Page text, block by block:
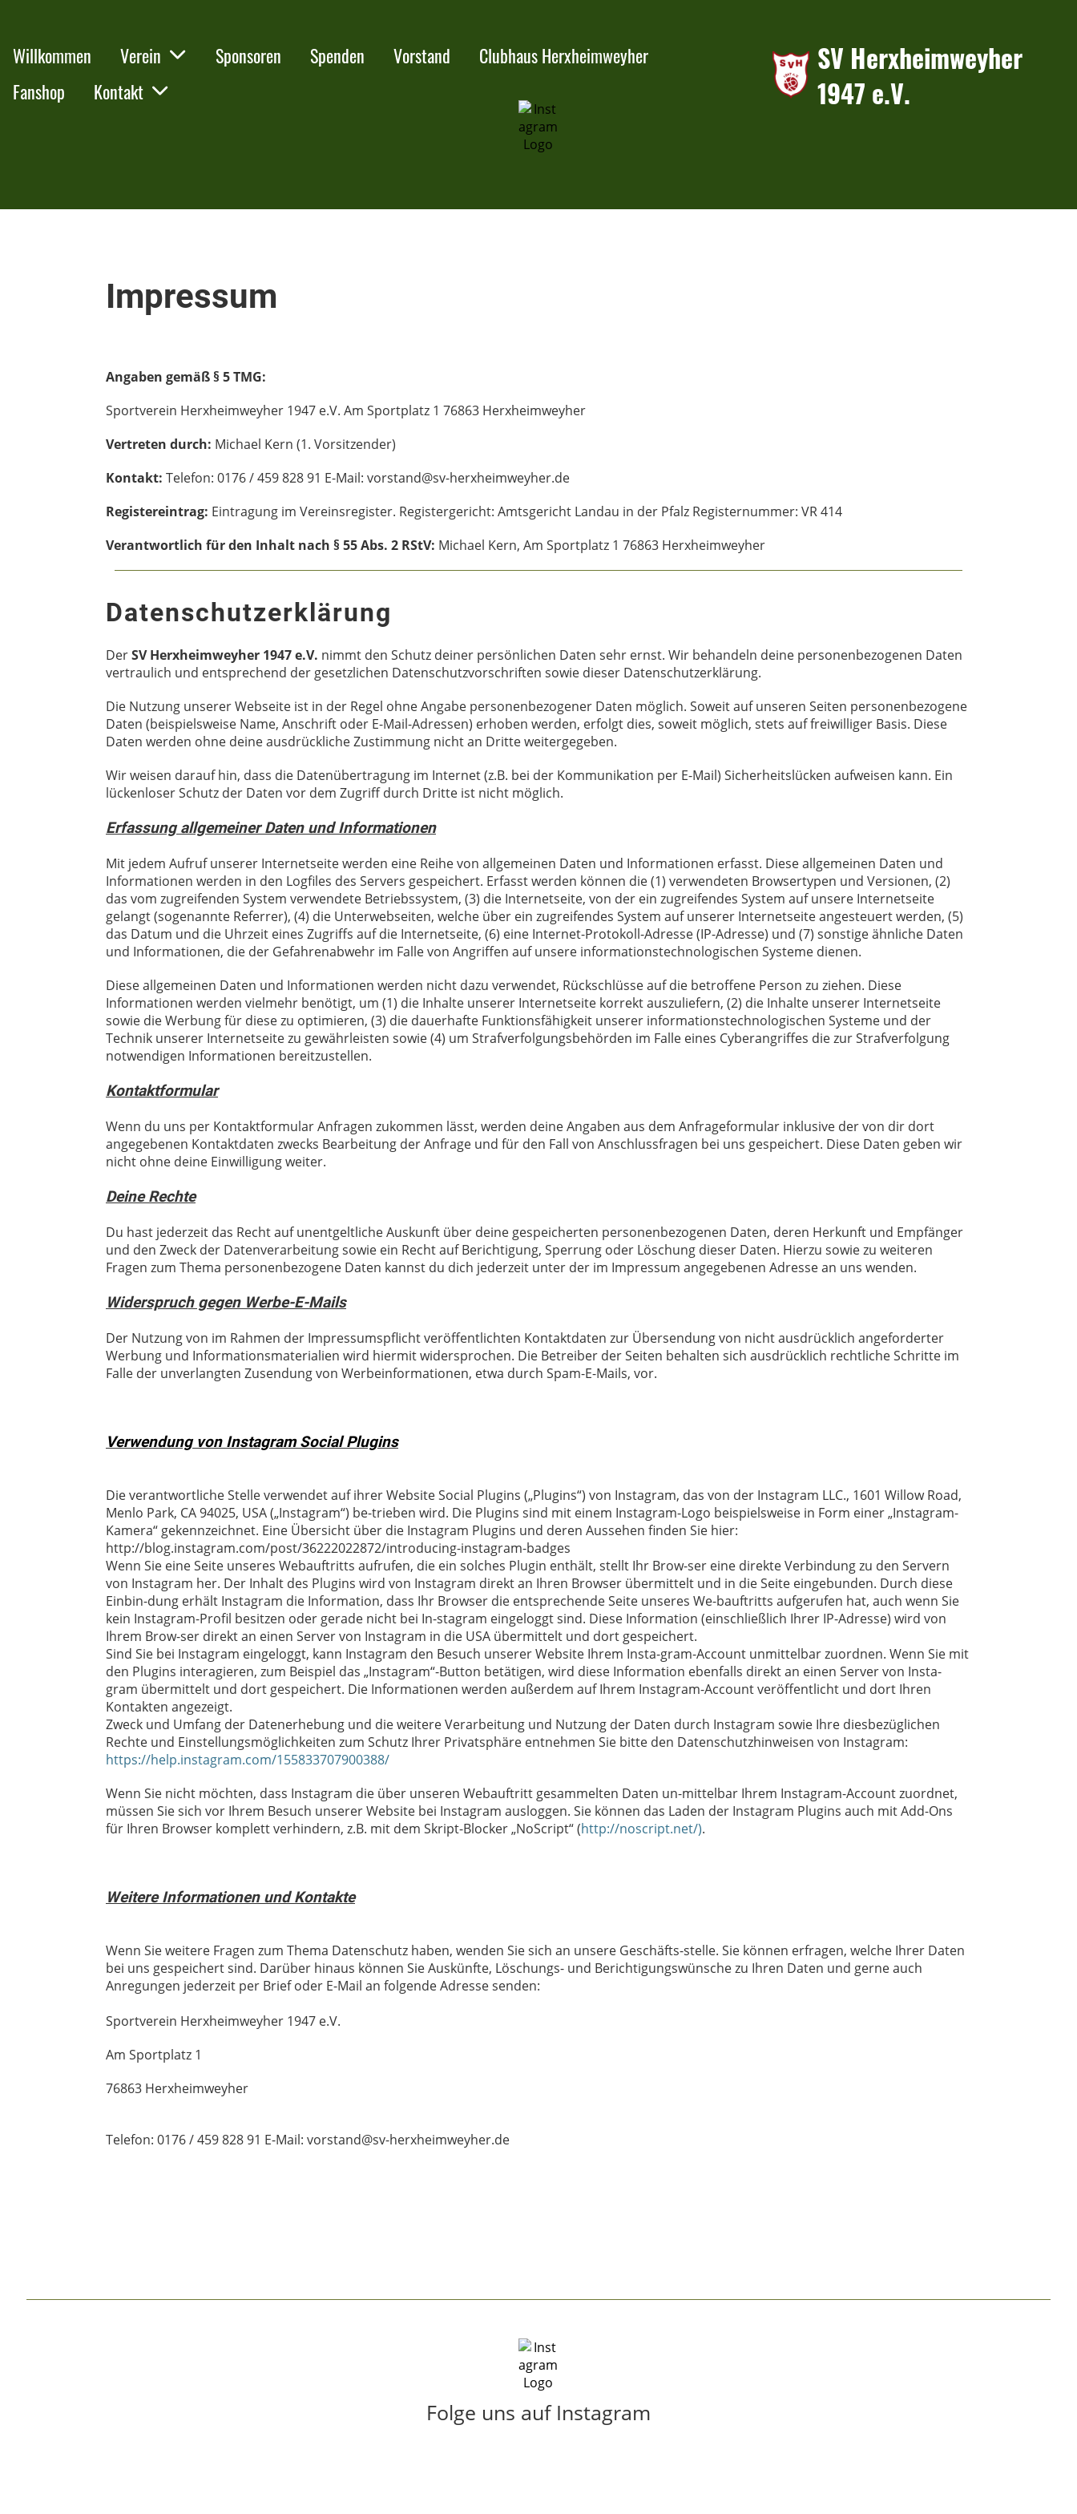
Willkommen Verein Sponsoren Spenden Vorstand
Clubhaus Herxheimweyher
Fanshop
Kontakt
SV Herxheimweyher
1947 e.V.
Impressum
Angaben gemäß § 5 TMG:
Sportverein Herxheimweyher 1947 e.V. Am Sportplatz 1 76863 Herxheimweyher
Vertreten durch: Michael Kern (1. Vorsitzender)
Kontakt: Telefon: 0176 / 459 828 91 E-Mail: vorstand@sv-herxheimweyher.de
Registereintrag: Eintragung im Vereinsregister. Registergericht: Amtsgericht Landau in der Pfalz Registernummer: VR 414
Verantwortlich für den Inhalt nach § 55 Abs. 2 RStV: Michael Kern, Am Sportplatz 1 76863 Herxheimweyher
Datenschutzerklärung
DerSV Herxheimweyher 1947 e.V. nimmt den Schutz deiner persönlichen Daten sehr ernst. Wir behandeln deine personenbezogenen Daten
vertraulich und entsprechend der gesetzlichen Datenschutzvorschriften sowie dieser Datenschutzerklärung.
Die Nutzung unserer Webseite ist in der Regel ohne Angabe personenbezogener Daten möglich. Soweit auf unseren Seiten personenbezogene
Daten (beispielsweise Name, Anschrift oder E-Mail-Adressen) erhoben werden, erfolgt dies, soweit möglich, stets auf freiwilliger Basis. Diese
Daten werden ohne deine ausdrückliche Zustimmung nicht an Dritte weitergegeben.
Wir weisen darauf hin, dass die Datenübertragung im Internet (z.B. bei der Kommunikation per E-Mail) Sicherheitslücken aufweisen kann. Ein
lückenloser Schutz der Daten vor dem Zugriff durch Dritte ist nicht möglich.
Erfassung allgemeiner Daten und Informationen
Mit jedem Aufruf unserer Internetseitewerden eine Reihe von allgemeinen Daten und Informationen erfasst. Diese allgemeinen Daten und
Informationen werden in den Logfiles des Servers gespeichert. Erfasst werden können die (1) verwendeten Browsertypen und Versionen, (2)
das vom zugreifenden System verwendete Betriebssystem, (3) die Internetseite, von der ein zugreifendes System auf unsere Internetseite
gelangt (sogenannte Referrer), (4) die Unterwebseiten, welche über ein zugreifendes System auf unserer Internetseite angesteuert werden, (5)
das Datum und die Uhrzeit eines Zugriffs auf die Internetseite, (6) eine Internet-Protokoll-Adresse (IP-Adresse) und (7) sonstige ähnliche Daten
und Informationen, die der Gefahrenabwehr im Falle von Angriffen auf unsere informationstechnologischen Systeme dienen.
Diese allgemeinen Daten und Informationen werden nicht dazu verwendet, Rückschlüsse auf die betroffene Person zu ziehen. Diese
Informationen werden vielmehr benötigt, um (1) die Inhalte unserer Internetseite korrekt auszuliefern, (2) die Inhalte unserer Internetseite
sowie die Werbung für diese zu optimieren, (3) die dauerhafte Funktionsfähigkeit unserer informationstechnologischen Systeme und der
Technik unserer Internetseite zu gewährleisten sowie (4) um Strafverfolgungsbehörden im Falle eines Cyberangriffes die zur Strafverfolgung
notwendigen Informationen bereitzustellen.
Kontaktformular
Wenn du uns per Kontaktformular Anfragen zukommen lässt, werden deine Angaben aus dem Anfrageformular inklusive der von dir dort
angegebenen Kontaktdaten zwecks Bearbeitung der Anfrage und für den Fall von Anschlussfragen bei uns gespeichert. Diese Daten geben wir
nicht ohne deine Einwilligung weiter.
Deine Rechte
Du hast jederzeit das Recht auf unentgeltliche Auskunft über deine gespeicherten personenbezogenen Daten, deren Herkunft und Empfänger
und den Zweck der Datenverarbeitung sowie ein Recht auf Berichtigung, Sperrung oder Löschung dieser Daten. Hierzu sowie zu weiteren
Fragen zum Thema personenbezogene Daten kannst du dich jederzeit unter der im Impressum angegebenen Adresse an uns wenden.
Widerspruch gegen Werbe-E-Mails
Der Nutzung von im Rahmen der Impressumspflicht veröffentlichten Kontaktdaten zur Übersendung von nicht ausdrücklich angeforderter
Werbung und Informationsmaterialien wird hiermit widersprochen. Die Betreiber der Seiten behalten sich ausdrücklich rechtliche Schritte im
Falle der unverlangten Zusendung von Werbeinformationen, etwa durch Spam-E-Mails, vor.
Verwendung von Instagram Social Plugins
Die verantwortliche Stelle verwendet auf ihrer Website Social Plugins („Plugins“) von Instagram, das von der Instagram LLC., 1601 Willow Road,
Menlo Park, CA 94025, USA („Instagram“) be-trieben wird. Die Plugins sind mit einem Instagram-Logo beispielsweise in Form einer „Instagram-
Kamera“ gekennzeichnet. Eine Übersicht über die Instagram Plugins und deren Aussehen finden Sie hier:
http://blog.instagram.com/post/36222022872/introducing-instagram-badges
Wenn Sie eine Seite unseres Webauftritts aufrufen, die ein solches Plugin enthält, stellt Ihr Brow-ser eine direkte Verbindung zu den Servern
von Instagram her. Der Inhalt des Plugins wird von Instagram direkt an Ihren Browser übermittelt und in die Seite eingebunden. Durch diese
Einbin-dung erhält Instagram die Information, dass Ihr Browser die entsprechende Seite unseres We-bauftritts aufgerufen hat, auch wenn Sie
kein Instagram-Profil besitzen oder gerade nicht bei In-stagram eingeloggt sind. Diese Information (einschließlich Ihrer IP-Adresse) wird von
Ihrem Brow-ser direkt an einen Server von Instagram in die USA übermittelt und dort gespeichert.
Sind Sie bei Instagram eingeloggt, kann Instagram den Besuch unserer Website Ihrem Insta-gram-Account unmittelbar zuordnen. Wenn Sie mit
den Plugins interagieren, zum Beispiel das „Instagram“-Button betätigen, wird diese Information ebenfalls direkt an einen Server von Insta-
gram übermittelt und dort gespeichert. Die Informationen werden außerdem auf Ihrem Instagram-Account veröffentlicht und dort Ihren
Kontakten angezeigt.
Zweck und Umfang der Datenerhebung und die weitere Verarbeitung und Nutzung der Daten durch Instagram sowie Ihre diesbezüglichen
Rechte und Einstellungsmöglichkeiten zum Schutz Ihrer Privatsphäre entnehmen Sie bitte den Datenschutzhinweisen von Instagram:
https://help.instagram.com/155833707900388/
Wenn Sie nicht möchten, dass Instagram die über unseren Webauftritt gesammelten Daten un-mittelbar Ihrem Instagram-Account zuordnet,
müssen Sie sich vor Ihrem Besuch unserer Website bei Instagram ausloggen. Sie können das Laden der Instagram Plugins auch mit Add-Ons
für Ihren Browser komplett verhindern, z.B. mit dem Skript-Blocker „NoScript“ (http://noscript.net/).
Weitere Informationen und Kontakte
Wenn Sie weitere Fragen zum Thema Datenschutz haben, wenden Sie sich an unsere Geschäfts-stelle. Sie können erfragen, welche Ihrer Daten
bei uns gespeichert sind. Darüber hinaus können Sie Auskünfte, Löschungs- und Berichtigungswünsche zu Ihren Daten und gerne auch
Anregungen jederzeit per Brief oder E-Mail an folgende Adresse senden:
Sportverein Herxheimweyher 1947 e.V.
Am Sportplatz 1
76863 Herxheimweyher
Telefon: 0176 / 459 828 91 E-Mail: vorstand@sv-herxheimweyher.de
Folge uns auf Instagram